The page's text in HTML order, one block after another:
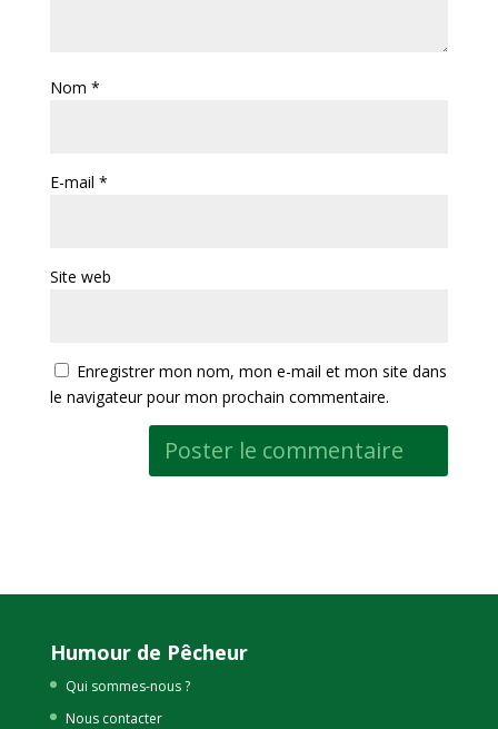
Nom *
E-mail *
Site web
Enregistrer mon nom, mon e-mail et mon site dans
le navigateur pour mon prochain commentaire.
Humour de Pêcheur
Qui sommes-nous ?
Nous contacter